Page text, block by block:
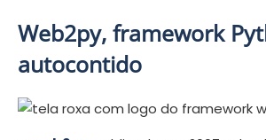
Web2py, framework
autocontido